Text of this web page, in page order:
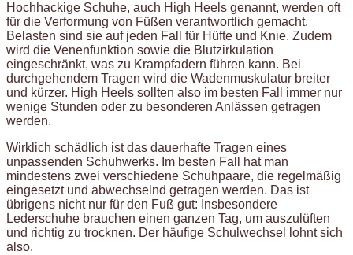
Hochhackige Schuhe, auch High Heels genannt, werden oft
für die Verformung von Füßen verantwortlich gemacht.
Belasten sind sie auf jeden Fall für Hüfte und Knie. Zudem
wird die Venenfunktion sowie die Blutzirkulation
eingeschränkt, was zu Krampfadern führen kann. Bei
durchgehendem Tragen wird die Wadenmuskulatur breiter
und kürzer. High Heels sollten also im besten Fall immer nur
wenige Stunden oder zu besonderen Anlässen getragen
werden.
Wirklich schädlich ist das dauerhafte Tragen eines
unpassenden Schuhwerks. Im besten Fall hat man
mindestens zwei verschiedene Schuhpaare, die regelmäßig
eingesetzt und abwechselnd getragen werden. Das ist
übrigens nicht nur für den Fuß gut: Insbesondere
Lederschuhe brauchen einen ganzen Tag, um auszulüften
und richtig zu trocknen. Der häufige Schulwechsel lohnt sich
also.